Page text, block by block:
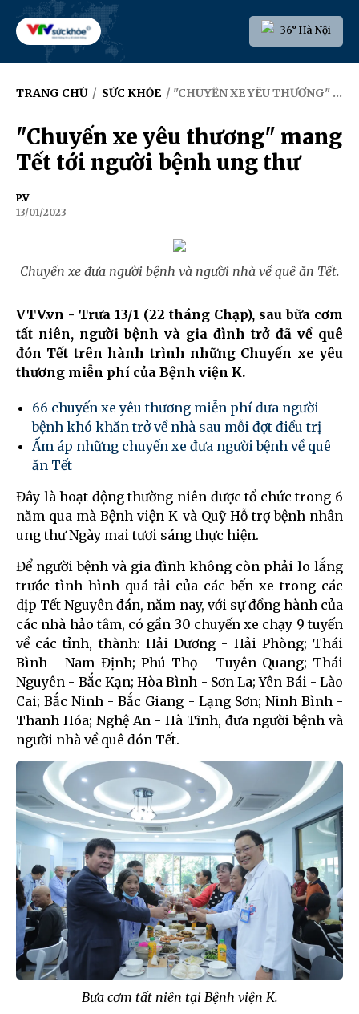
36° Hà Nội
TRANG CHỦ / SỨC KHỎE / "CHUYẾN XE YÊU THƯƠNG" MANG TẾT TỚI NGƯỜI BỆNH UNG THƯ
"Chuyến xe yêu thương" mang
Tết tới người bệnh ung thư
P.V
13/01/2023
Chuyến xe đưa người bệnh và người nhà về quê ăn Tết.
VTV.vn - Trưa 13/1 (22 tháng Chạp), sau bữa cơm
tất niên, người bệnh và gia đình trở đã về quê
đón Tết trên hành trình những Chuyến xe yêu
thương miễn phí của Bệnh viện K.
66 chuyến xe yêu thương miễn phí đưa người
bệnh khó khăn trở về nhà sau mỗi đợt điều trị
Ấm áp những chuyến xe đưa người bệnh về quê
ăn Tết
Đây là hoạt động thường niên được tổ chức trong 6
năm qua mà Bệnh viện K và Quỹ Hỗ trợ bệnh nhân
ung thư Ngày mai tươi sáng thực hiện.
Để người bệnh và gia đình không còn phải lo lắng
trước tình hình quá tải của các bến xe trong các
dịp Tết Nguyên đán, năm nay, với sự đồng hành của
các nhà hảo tâm, có gần 30 chuyến xe chạy 9 tuyến
về các tỉnh, thành: Hải Dương - Hải Phòng; Thái
Bình - Nam Định; Phú Thọ - Tuyên Quang; Thái
Nguyên - Bắc Kạn; Hòa Bình - Sơn La; Yên Bái - Lào
Cai; Bắc Ninh - Bắc Giang - Lạng Sơn; Ninh Bình -
Thanh Hóa; Nghệ An - Hà Tĩnh, đưa người bệnh và
người nhà về quê đón Tết.
Bưa cơm tất niên tại Bệnh viện K.